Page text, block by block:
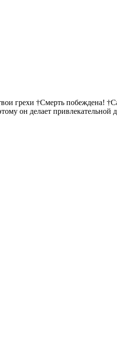
грехи †Смерть
он делает привлекательной